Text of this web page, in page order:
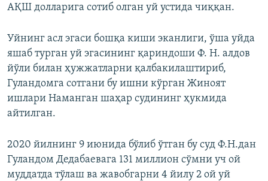
АҚШ долларига сотиб олган уй устида чиққан.
Уйнинг асл эгаси бошқа киши эканлиги, ўша уйда
яшаб турган уй эгасининг қариндоши Ф. Н. алдов
йўли билан ҳужжатларни қалбакилаштириб,
Гуландомга сотгани бу ишни кўрган Жиноят
ишлари Наманган шаҳар судининг ҳукмида
айтилган.
2020 йилнинг 9 июнида бўлиб ўтган бу суд Ф.Н.дан
Гуландом Дедабаевага 131 миллион сўмни уч ой
муддатда тўлаш ва жавобгарни 4 йилу 2 ой уй